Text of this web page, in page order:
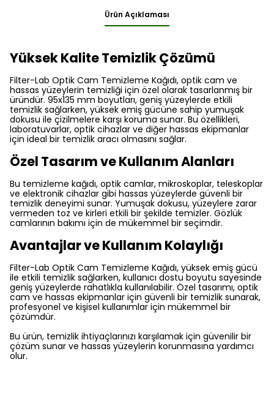
Ürün Açıklaması
Yüksek Kalite Temizlik Çözümü
Filter-Lab Optik Cam Temizleme Kağıdı, optik cam ve
hassas yüzeylerin temizliği için özel olarak tasarlanmış bir
üründür. 95x135 mm boyutları, geniş yüzeylerde etkili
temizlik sağlarken, yüksek emiş gücüne sahip yumuşak
dokusu ile çizilmelere karşı koruma sunar. Bu özellikleri,
laboratuvarlar, optik cihazlar ve diğer hassas ekipmanlar
için ideal bir temizlik aracı olmasını sağlar.
Özel Tasarım ve Kullanım Alanları
Bu temizleme kağıdı, optik camlar, mikroskoplar, teleskoplar
ve elektronik cihazlar gibi hassas yüzeylerde güvenli bir
temizlik deneyimi sunar. Yumuşak dokusu, yüzeylere zarar
vermeden toz ve kirleri etkili bir şekilde temizler. Gözlük
camlarının bakımı için de mükemmel bir seçimdir.
Avantajlar ve Kullanım Kolaylığı
Filter-Lab Optik Cam Temizleme Kağıdı, yüksek emiş gücü
ile etkili temizlik sağlarken, kullanıcı dostu boyutu sayesinde
geniş yüzeylerde rahatlıkla kullanılabilir. Özel tasarımı, optik
cam ve hassas ekipmanlar için güvenli bir temizlik sunarak,
profesyonel ve kişisel kullanımlar için mükemmel bir
çözümdür.
Bu ürün, temizlik ihtiyaçlarınızı karşılamak için güvenilir bir
çözüm sunar ve hassas yüzeylerin korunmasına yardımcı
olur.